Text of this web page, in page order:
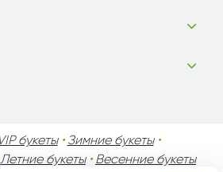
VIP букеты• Зимние букеты•
Летние букеты• Весенние букеты